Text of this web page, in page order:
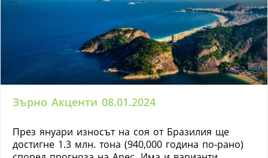
Зърно Акценти 08.01.2024
През януари износът на соя от Бразилия ще
достигне 1.3 млн. тона (940,000 година по-рано)